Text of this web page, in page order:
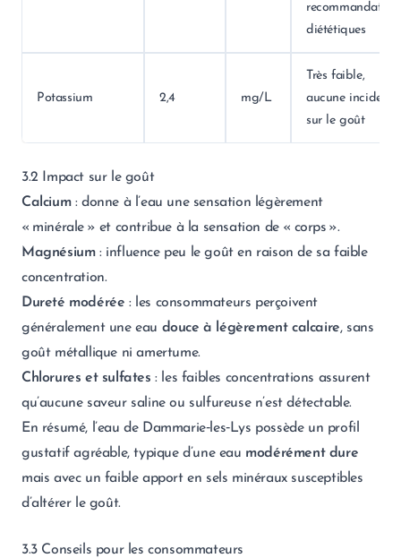
diététiques
Potassium 2,4 mg/L
Très faible,
aucune incidence
sur le goût
3.2 Impact sur le goût
Calcium: donne à l’eau une sensation légèrement
« minérale » et contribue à la sensation de « corps ».
Magnésium: influence peu le goût en raison de sa faible
concentration.
Dureté modérée : les consommateurs perçoivent
généralement une eau douce à légèrement calcaire, sans
goût métallique ni amertume.
Chlorures et sulfates : les faibles concentrations assurent
qu’aucune saveur saline ou sulfureuse n’est détectable.
En résumé, l’eau de Dammarie‑les‑Lys possède un profil
gustatif agréable, typique d’une eau modérément dure
mais avec un faible apport en sels minéraux susceptibles
d’altérer le goût.
3.3 Conseils pour les consommateurs